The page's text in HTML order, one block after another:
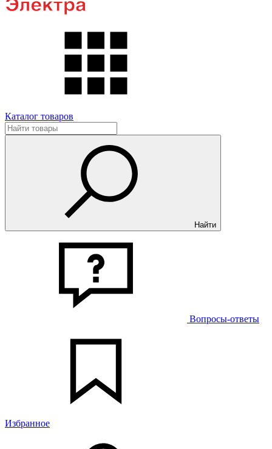
Каталог товаров
Найти
Вопросы-ответы
Избранное